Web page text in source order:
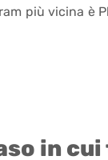
più vicina è
in